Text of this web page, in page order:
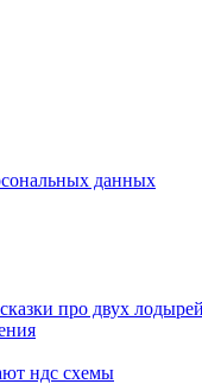
данных
про двух лодырей
ндс схемы